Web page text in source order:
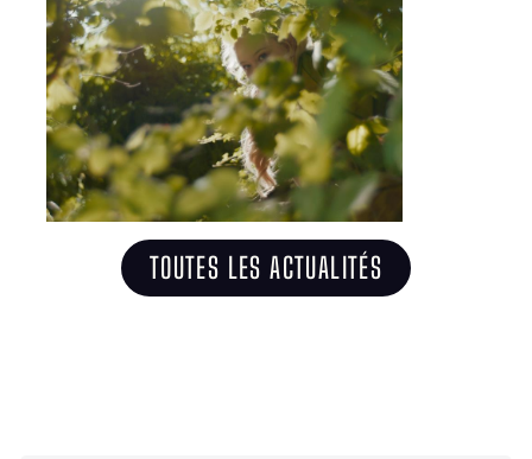
TOUTES LES ACTUALITÉS